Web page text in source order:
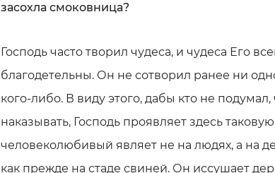
засохла смоковница?
Господь часто творил чудеса, и чудеса Его
благодетельны. Он не сотворил ранее ни
кого-либо. В виду этого, дабы кто не
наказывать, Господь проявляет здесь
человеколюбивый являет не на людях, а на
как прежде на стаде свиней. Он иссушает